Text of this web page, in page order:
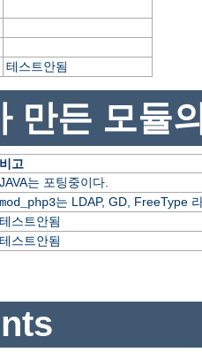
테스트안됨
만든 모듈
비고
JAVA는 포팅중이다.
mod_php3는 LDAP, GD, FreeType
테스트안됨
테스트안됨